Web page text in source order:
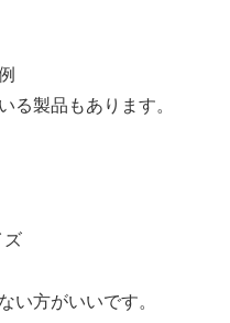
る製品もあります。
ズ
い方がいいです。